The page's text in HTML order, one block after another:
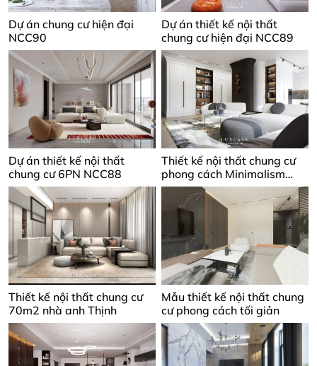
Dự án chung cư hiện đại
NCC90
Dự án thiết kế nội thất
chung cư hiện đại NCC89
Dự án thiết kế nội thất
chung cư 6PN NCC88
Thiết kế nội thất chung cư
phong cách Minimalism
NCC84
Thiết kế nội thất chung cư
70m2 nhà anh Thịnh
Mẫu thiết kế nội thất chung
cư phong cách tối giản